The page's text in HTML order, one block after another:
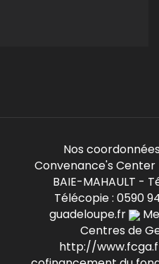
Nos coordonnées
Convenance's Center
BAIE-MAHAULT -
Télécopie : 0590
guadeloupe.fr
Centres de
http://